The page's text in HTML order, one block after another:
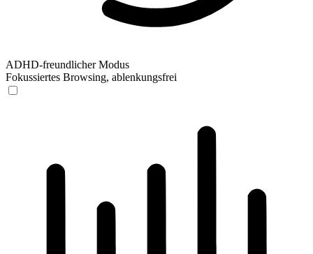
ADHD-freundlicher Modus
Fokussiertes Browsing, ablenkungsfrei